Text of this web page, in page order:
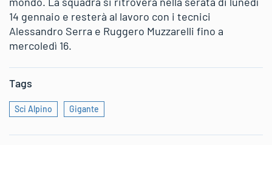
14 gennaio e resterà al lavoro con i tecnici
Alessandro Serra e Ruggero Muzzarelli fino a
mercoledì 16.
Tags
Sci Alpino Gigante